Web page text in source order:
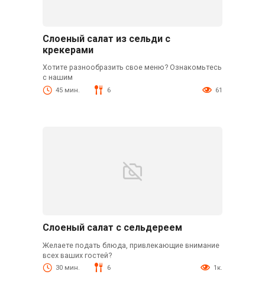
Слоеный салат из сельди с
крекерами
Хотите разнообразить свое меню? Ознакомьтесь
с нашим
45 мин. 6 61
Слоеный салат с сельдереем
Желаете подать блюда, привлекающие внимание
всех ваших гостей?
30 мин. 6 1к.